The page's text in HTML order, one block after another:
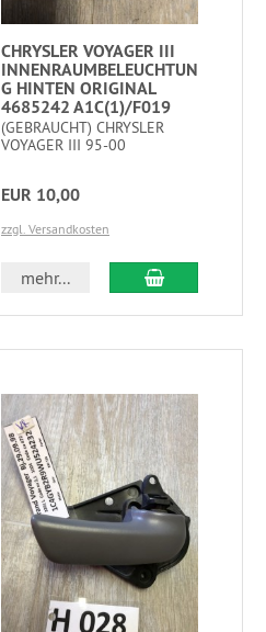
CHRYSLER VOYAGER III
INNENRAUMBELEUCHTUN
G HINTEN ORIGINAL
4685242 A1C(1)/F019
(GEBRAUCHT) CHRYSLER
VOYAGER III 95-00
EUR 10,00
zzgl. Versandkosten
mehr...